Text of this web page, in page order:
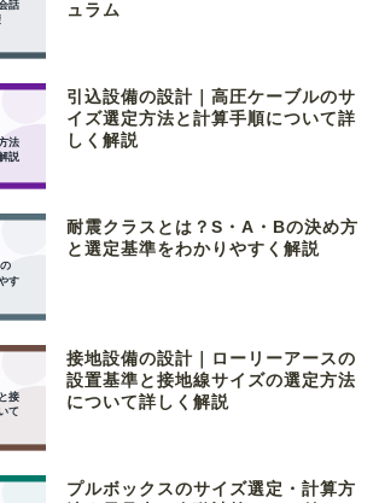
ュラム
引込設備の設計｜高圧ケーブルのサ
イズ選定方法と計算手順について詳
しく解説
耐震クラスとは？S・A・Bの決め方
と選定基準をわかりやすく解説
接地設備の設計｜ローリーアースの
設置基準と接地線サイズの選定方法
について詳しく解説
プルボックスのサイズ選定・計算方